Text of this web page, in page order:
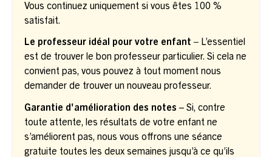
Vous continuez uniquement si vous êtes 100 %
satisfait.
Le professeur idéal pour votre enfant – L’essentiel
est de trouver le bon professeur particulier. Si cela ne
convient pas, vous pouvez à tout moment nous
demander de trouver un nouveau professeur.
Garantie d'amélioration des notes – Si, contre
toute attente, les résultats de votre enfant ne
s’améliorent pas, nous vous offrons une séance
gratuite toutes les deux semaines jusqu’à ce qu’ils